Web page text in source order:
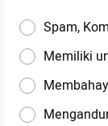
Spam,
Memiliki